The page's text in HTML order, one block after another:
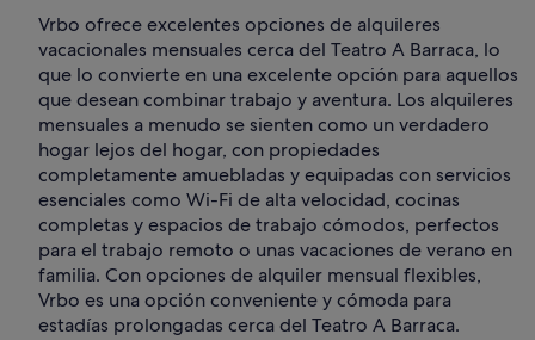
Vrbo ofrece excelentes opciones de alquileres
vacacionales mensuales cerca del Teatro A Barraca, lo
que lo convierte en una excelente opción para aquellos
que desean combinar trabajo y aventura. Los alquileres
mensuales a menudo se sienten como un verdadero
hogar lejos del hogar, con propiedades
completamente amuebladas y equipadas con servicios
esenciales como Wi-Fi de alta velocidad, cocinas
completas y espacios de trabajo cómodos, perfectos
para el trabajo remoto o unas vacaciones de verano en
familia. Con opciones de alquiler mensual flexibles,
Vrbo es una opción conveniente y cómoda para
estadías prolongadas cerca del Teatro A Barraca.